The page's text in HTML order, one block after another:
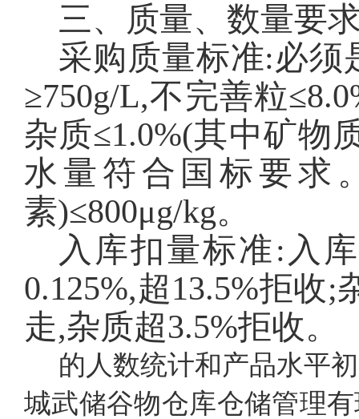
三、质量、数量要
采购质量标准:必须
≥750g/L,不完善粒
杂质≤1.0%(其中矿物
水量符合国标要求
素)≤800μg/kg。
入库扣量标准:入
0.125%,超13.5%拒收
走,杂质超3.5%拒收。
的人数统计和产品水平
城武储谷物仓库仓储管理